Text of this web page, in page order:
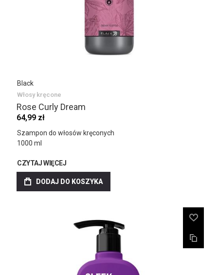
Black
Włosy kręcone
Rose Curly Dream
64,99 zł
Szampon do włosów kręconych
1000 ml
CZYTAJ WIĘCEJ
DODAJ DO KOSZYKA